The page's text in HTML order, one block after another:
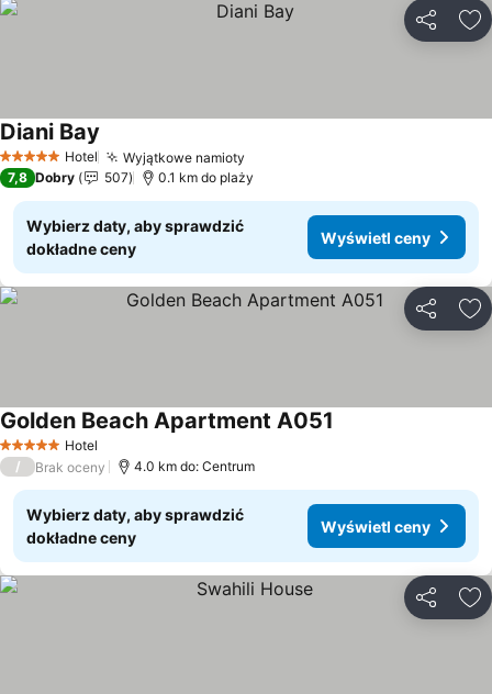
5 KategoriaHotel Wyjątkowe namioty
Diani Bay
7,8 Dobry 507 0.1 km do plaży
Wybierz daty, aby sprawdzić
dokładne ceny
Wyświetl ceny
5 KategoriaHotel
Golden Beach Apartment A051
/ Brak oceny 4.0 km do: Centrum
Wybierz daty, aby sprawdzić
dokładne ceny
Wyświetl ceny